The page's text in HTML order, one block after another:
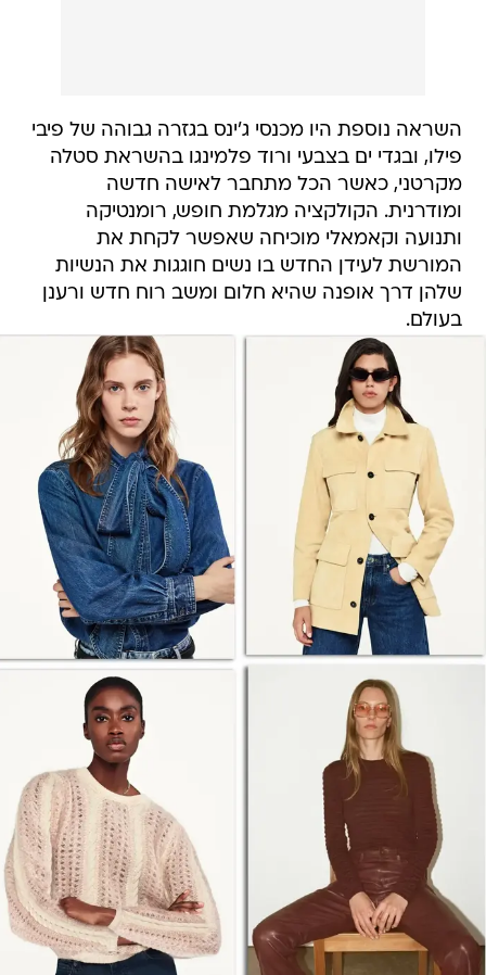
השראה נוספת היו מכנסי ג'ינס בגזרה גבוהה של פיבי
פילו, ובגדי ים בצבעי ורוד פלמינגו בהשראת סטלה
מקרטני, כאשר הכל מתחבר לאישה חדשה
ומודרנית. הקולקציה מגלמת חופש, רומנטיקה
ותנועה וקאמאלי מוכיחה שאפשר לקחת את
המורשת לעידן החדש בו נשים חוגגות את הנשיות
שלהן דרך אופנה שהיא חלום ומשב רוח חדש ורענן
בעולם.